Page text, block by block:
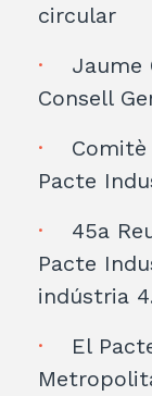
circular
Jaume
Consell
Pacte
45a
Pacte
indústria
El